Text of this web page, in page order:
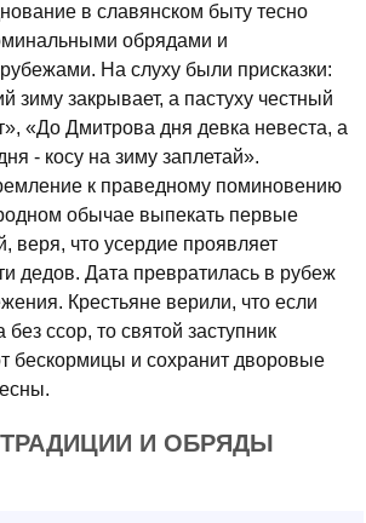
в славянском быту тесно
обрядами и
На слуху были присказки:
зиму закрывает, а пастуху честный
«До Дмитрова дня девка невеста, а
- косу на зиму заплетай».
к праведному поминовению
обычае выпекать первые
веря, что усердие проявляет
дедов. Дата превратилась в рубеж
Крестьяне верили, что если
без ссор, то святой заступник
бескормицы и сохранит дворовые
И ОБРЯДЫ